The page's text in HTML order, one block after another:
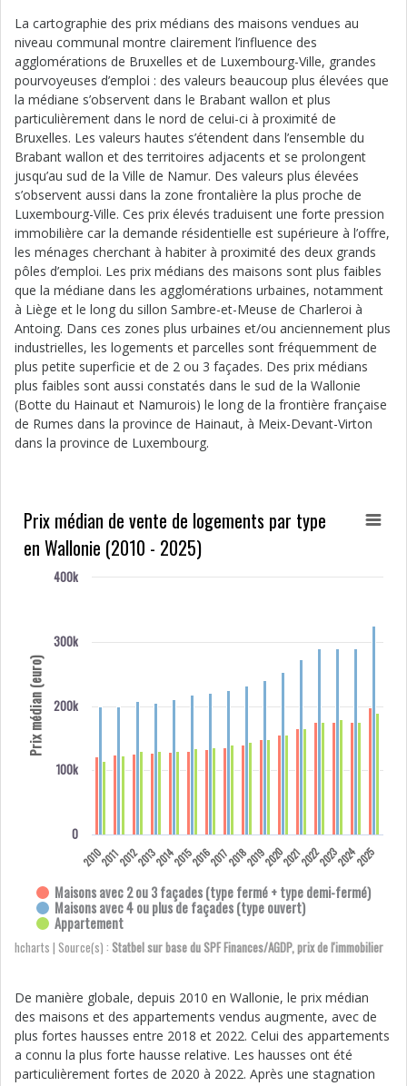
La cartographie des prix médians des maisons vendues au
niveau communal montre clairement l’influence des
agglomérations de Bruxelles et de Luxembourg-Ville, grandes
pourvoyeuses d’emploi : des valeurs beaucoup plus élevées que
la médiane s’observent dans le Brabant wallon et plus
particulièrement dans le nord de celui-ci à proximité de
Bruxelles. Les valeurs hautes s’étendent dans l’ensemble du
Brabant wallon et des territoires adjacents et se prolongent
jusqu’au sud de la Ville de Namur. Des valeurs plus élevées
s’observent aussi dans la zone frontalière la plus proche de
Luxembourg-Ville. Ces prix élevés traduisent une forte pression
immobilière car la demande résidentielle est supérieure à l’offre,
les ménages cherchant à habiter à proximité des deux grands
pôles d’emploi. Les prix médians des maisons sont plus faibles
que la médiane dans les agglomérations urbaines, notamment
à Liège et le long du sillon Sambre-et-Meuse de Charleroi à
Antoing. Dans ces zones plus urbaines et/ou anciennement plus
industrielles, les logements et parcelles sont fréquemment de
plus petite superficie et de 2 ou 3 façades. Des prix médians
plus faibles sont aussi constatés dans le sud de la Wallonie
(Botte du Hainaut et Namurois) le long de la frontière française
de Rumes dans la province de Hainaut, à Meix-Devant-Virton
dans la province de Luxembourg.
Prix médian (euro)
Maisons avec 2 ou 3 façades (type fermé + type demi-fermé)
Maisons avec 4 ou plus de façades (type ouvert)
Appartement
0
100k
200k
300k
400k
Highcharts | Source(s) : Statbel sur base du SPF Finances/AGDP, prix de l'immobilier
Prix médian de vente de logements par type
en Wallonie (2010 - 2025)
2010201120122013201420152016201720182019202020212022202320242025
De manière globale, depuis 2010 en Wallonie, le prix médian
des maisons et des appartements vendus augmente, avec de
plus fortes hausses entre 2018 et 2022. Celui des appartements
a connu la plus forte hausse relative. Les hausses ont été
particulièrement fortes de 2020 à 2022. Après une stagnation